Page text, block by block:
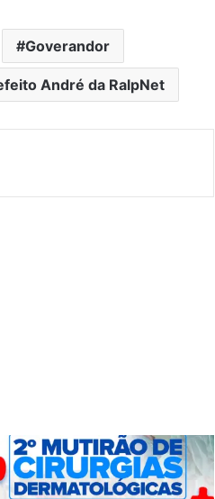
Goverandor
André da RalpNet